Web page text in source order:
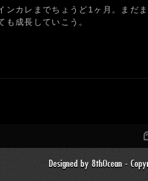
ンカレまでちょうど1ヶ月。まだ
も成長していこう。